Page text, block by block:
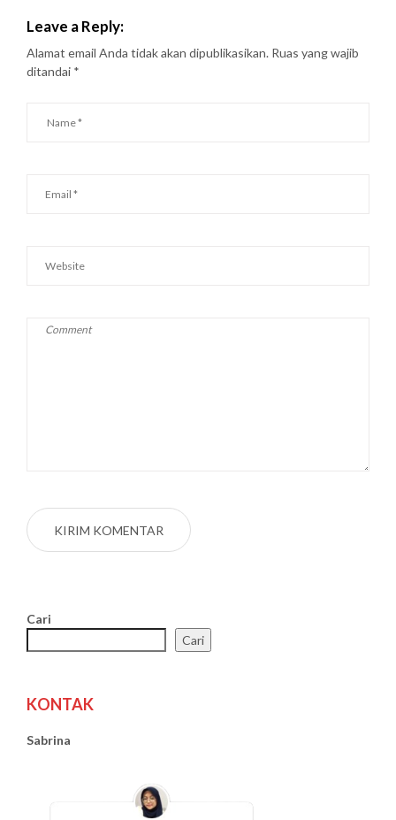
Leave a Reply:
Alamat email Anda tidak akan dipublikasikan. Ruas yang wajib
ditandai *
Cari
Cari
KONTAK
Sabrina